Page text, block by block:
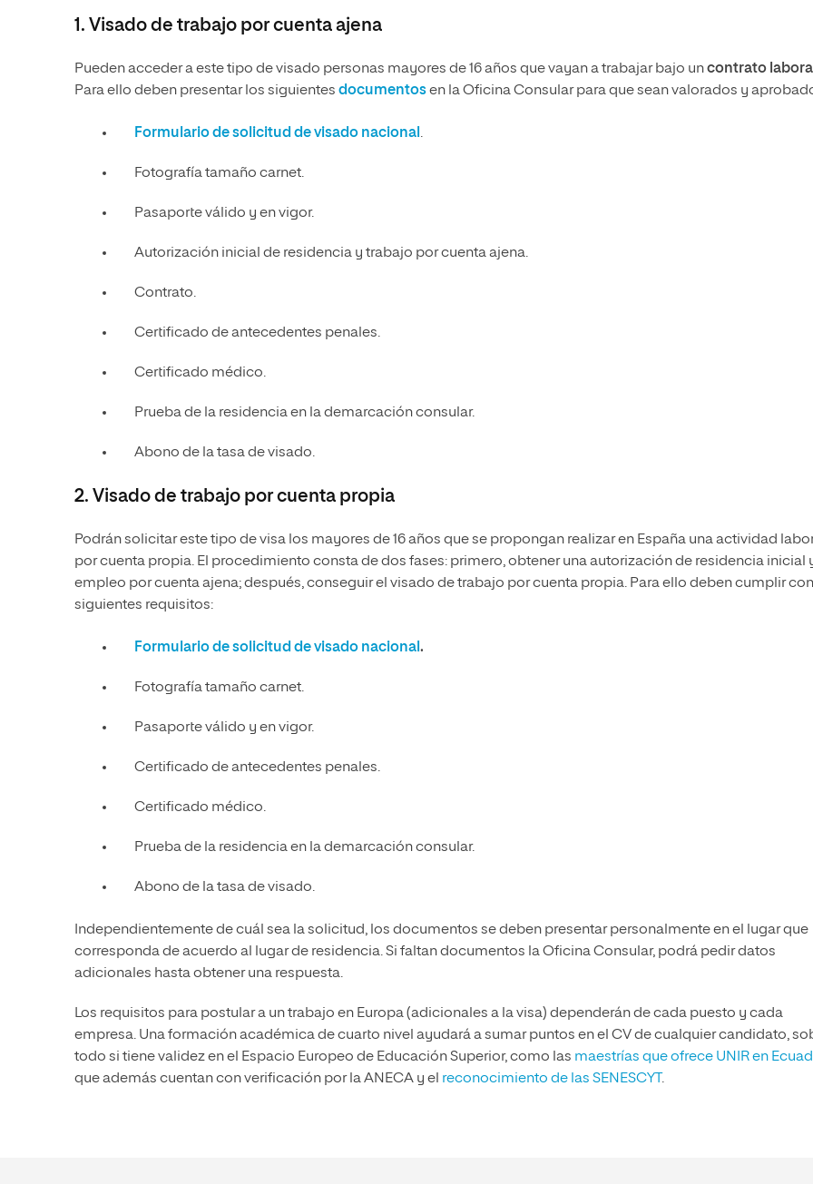
1. Visado de trabajo por cuenta ajena
Pueden acceder a este tipo de visado personas mayores de 16 años que vayan a trabajar bajo uncontrato
Para ello deben presentar los siguientes documentosen la Oficina Consular para que sean valorados y
Formulario de solicitud de visado nacional.
Fotografía tamaño carnet.
Pasaporte válido y en vigor.
Autorización inicial de residencia y trabajo por cuenta ajena.
Contrato.
Certificado de antecedentes penales.
Certificado médico.
Prueba de la residencia en la demarcación consular.
Abono de la tasa de visado.
2. Visado de trabajo por cuenta propia
Podrán solicitar este tipo de visa los mayores de 16 años que se propongan realizar en España una actividad
por cuenta propia. El procedimiento consta de dos fases: primero, obtener una autorización de residencia inicial
empleo por cuenta ajena; después, conseguir el visado de trabajo por cuenta propia. Para ello deben cumplir
siguientes requisitos:
Formulario de solicitud de visado nacional.
Fotografía tamaño carnet.
Pasaporte válido y en vigor.
Certificado de antecedentes penales.
Certificado médico.
Prueba de la residencia en la demarcación consular.
Abono de la tasa de visado.
Independientemente de cuál sea la solicitud, los documentos se deben presentar personalmente en el lugar que
corresponda de acuerdo al lugar de residencia. Si faltan documentos la Oficina Consular, podrá pedir datos
adicionales hasta obtener una respuesta.
Los requisitos para postular a un trabajo en Europa (adicionales a la visa) dependerán de cada puesto y cada
empresa. Una formación académica de cuarto nivel ayudará a sumar puntos en el CV de cualquier candidato,
todo si tiene validez en el Espacio Europeo de Educación Superior, como las maestrías que ofrece UNIR en
que además cuentan con verificación por la ANECA y el reconocimiento de las SENESCYT.